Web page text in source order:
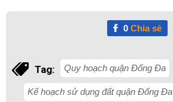
0Chia sẻ
Tag: Quy hoạch quận Đống Đa
Kế hoạch sử dụng đất quận Đống Đa